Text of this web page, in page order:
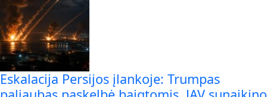
Eskalacija Persijos įlankoje: Trumpas